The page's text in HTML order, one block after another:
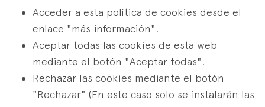
Acceder a esta política de cookies desde el
enlace "más información".
Aceptar todas las cookies de esta web
mediante el botón "Aceptar todas".
Rechazar las cookies mediante el botón
"Rechazar" (En este caso solo se instalarán las